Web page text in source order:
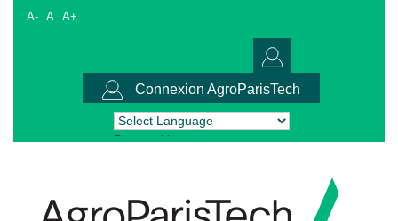
A- A A+
Connexion AgroParisTech
Powered by Translate